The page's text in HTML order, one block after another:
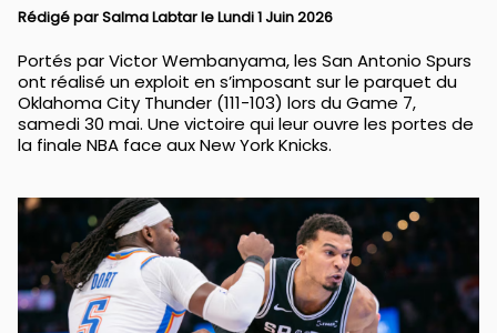
Rédigé parSalma Labtarle Lundi 1 Juin 2026
Portés par Victor Wembanyama, les San Antonio Spurs
ont réalisé un exploit en s’imposant sur le parquet du
Oklahoma City Thunder (111-103) lors du Game 7,
samedi 30 mai. Une victoire qui leur ouvre les portes de
la finale NBA face aux New York Knicks.